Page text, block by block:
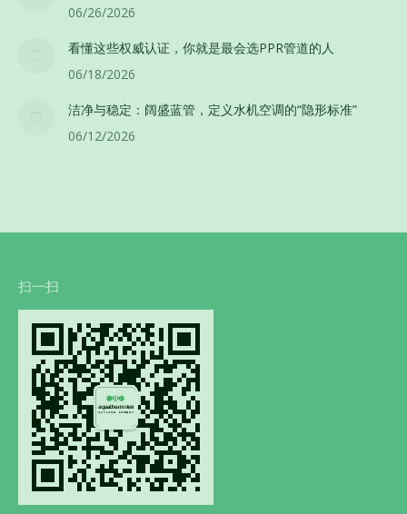
06/26/2026
看懂这些权威认证，你就是最会选PPR管道的人
06/18/2026
洁净与稳定：阔盛蓝管，定义水机空调的“隐形标准”
06/12/2026
扫一扫